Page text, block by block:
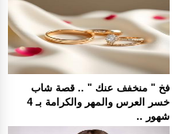
فخ " منخفف عنك " .. قصة شاب
خسر العرس والمهر والكرامة بـ 4
شهور ..